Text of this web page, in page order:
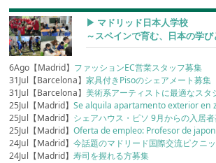
▶︎ マドリッド日本人学校
～スペインで育む、日本の学
6Ago【Madrid】 ファッションEC営業スタッフ募集
31Jul【Barcelona】家具付きPisoのシェアメート募集
31Jul【Barcelona】美術系アーティストに最適なスタ
25Jul【Madrid】Se alquila apartamento exterior en
25Jul【Madrid】 シェアハウス・ピソ 9月からの入居
25Jul【Madrid】Oferta de empleo: Profesor de
24Jul【Madrid】今話題のマドリード国際交流ピクニ
24Jul【Madrid】寿司を握れる方募集